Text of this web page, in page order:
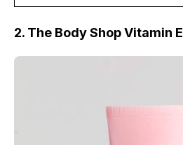
2. The Body Shop Vitamin E